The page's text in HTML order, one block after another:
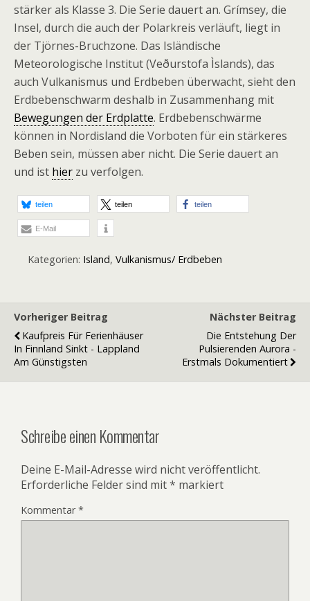
stärker als Klasse 3. Die Serie dauert an. Grímsey, die
Insel, durch die auch der Polarkreis verläuft, liegt in
der Tjörnes-Bruchzone. Das Isländische
Meteorologische Institut (Veðurstofa Ìslands), das
auch Vulkanismus und Erdbeben überwacht, sieht den
Erdbebenschwarm deshalb in Zusammenhang mit
Bewegungen der Erdplatte. Erdbebenschwärme
können in Nordisland die Vorboten für ein stärkeres
Beben sein, müssen aber nicht. Die Serie dauert an
und ist hier zu verfolgen.
teilen teilen teilen
E-Mail
Kategorien: Island, Vulkanismus/ Erdbeben
Vorheriger Beitrag
Kaufpreis Für Ferienhäuser
In Finnland Sinkt - Lappland
Am Günstigsten
Nächster Beitrag
Die Entstehung Der
Pulsierenden Aurora -
Erstmals Dokumentiert
Schreibe einen Kommentar
Deine E-Mail-Adresse wird nicht veröffentlicht.
Erforderliche Felder sind mit* markiert
Kommentar*